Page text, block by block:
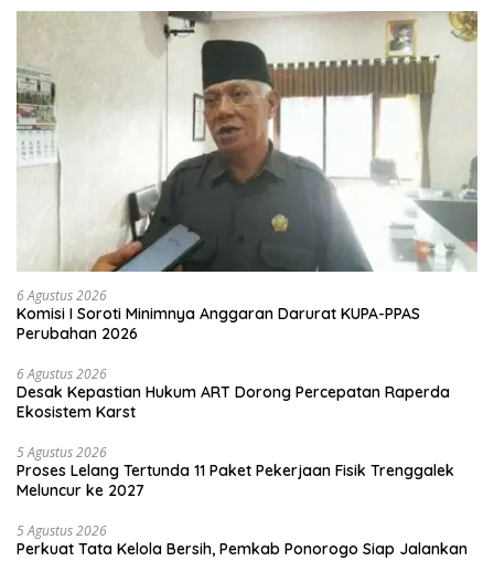
6 Agustus 2026
Komisi I Soroti Minimnya Anggaran Darurat KUPA-PPAS
Perubahan 2026
6 Agustus 2026
Desak Kepastian Hukum ART Dorong Percepatan Raperda
Ekosistem Karst
5 Agustus 2026
Proses Lelang Tertunda 11 Paket Pekerjaan Fisik Trenggalek
Meluncur ke 2027
5 Agustus 2026
Perkuat Tata Kelola Bersih, Pemkab Ponorogo Siap Jalankan